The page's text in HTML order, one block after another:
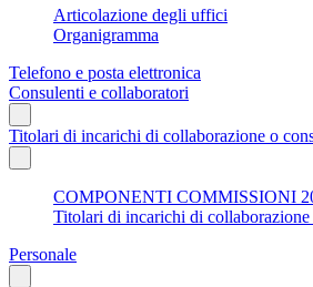
Articolazione degli uffici
Organigramma
Telefono e posta elettronica
Consulenti e collaboratori
Titolari di incarichi di collaborazione o
COMPONENTI COMMISSIONI
Titolari di incarichi di collaborazione
Personale